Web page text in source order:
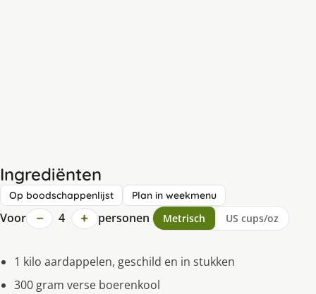
Ingrediënten
Op boodschappenlijst Plan in weekmenu
Voor − 4 + personen Metrisch US cups/oz
1 kilo aardappelen, geschild en in stukken
300 gram verse boerenkool